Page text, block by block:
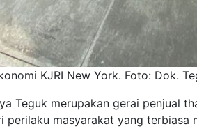
KJRI New York. Foto: Dok.
Teguk merupakan gerai penjual
perilaku masyarakat yang terbiasa